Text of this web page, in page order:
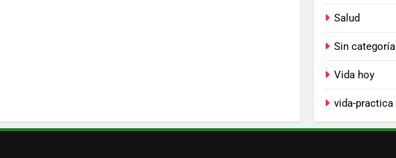
Salud
Sin categoría
Vida hoy
vida-practica